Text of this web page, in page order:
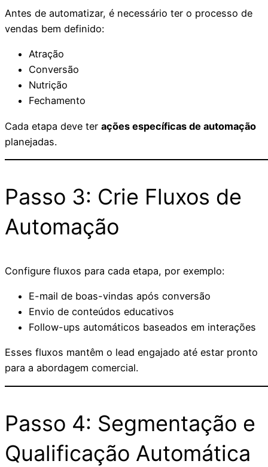
Antes de automatizar, é necessário ter o processo de
vendas bem definido:
Atração
Conversão
Nutrição
Fechamento
Cada etapa deve ter ações específicas de automação
planejadas.
Passo 3: Crie Fluxos de
Automação
Configure fluxos para cada etapa, por exemplo:
E-mail de boas-vindas após conversão
Envio de conteúdos educativos
Follow-ups automáticos baseados em interações
Esses fluxos mantêm o lead engajado até estar pronto
para a abordagem comercial.
Passo 4: Segmentação e
Qualificação Automática